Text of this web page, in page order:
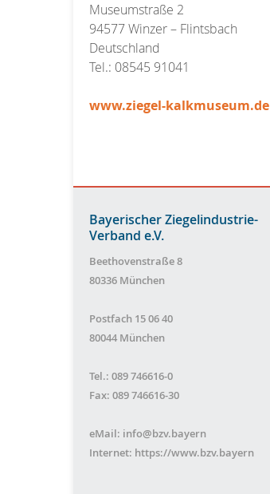
Museumstraße 2
94577 Winzer – Flintsbach
Deutschland
Tel.: 08545 91041
www.ziegel-kalkmuseum.de
Bayerischer Ziegelindustrie-
Verband e.V.
Beethovenstraße 8
80336 München
Postfach 15 06 40
80044 München
Tel.: 089 746616-0
Fax: 089 746616-30
eMail: info@bzv.bayern
Internet: https://www.bzv.bayern